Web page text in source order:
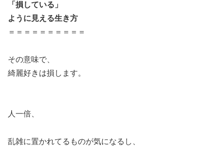
「損している」
ように見える生き方
＝＝＝＝＝＝＝＝＝＝
その意味で、
綺麗好きは損します。
人一倍、
乱雑に置かれてるものが気になるし、